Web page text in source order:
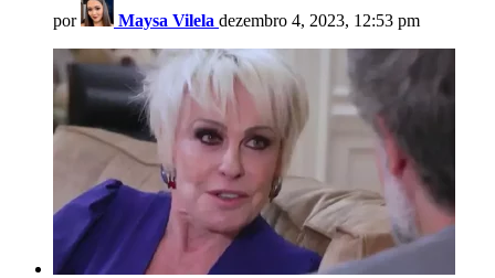
por Maysa Vilela dezembro 4, 2023, 12:53 pm